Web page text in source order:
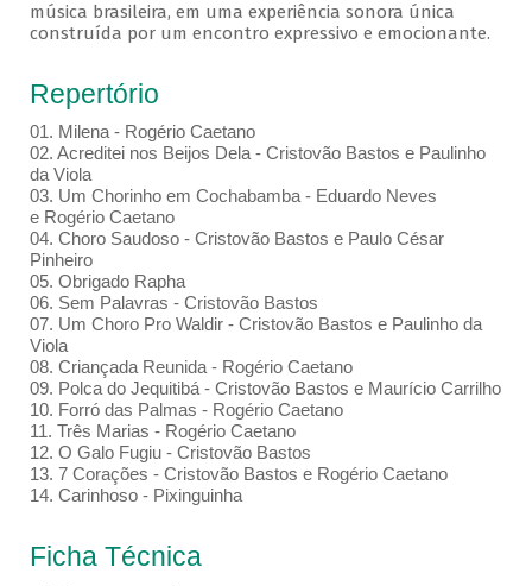
música brasileira, em uma experiência sonora única
construída por um encontro expressivo e emocionante.
Repertório
01. Milena - Rogério Caetano
02. Acreditei nos Beijos Dela - Cristovão Bastos e Paulinho
da Viola
03. Um Chorinho em Cochabamba - Eduardo Neves
e Rogério Caetano
04. Choro Saudoso - Cristovão Bastos e Paulo César
Pinheiro
05. Obrigado Rapha
06. Sem Palavras - Cristovão Bastos
07. Um Choro Pro Waldir - Cristovão Bastos e Paulinho da
Viola
08. Criançada Reunida - Rogério Caetano
09. Polca do Jequitibá - Cristovão Bastos e Maurício Carrilho
10. Forró das Palmas - Rogério Caetano
11. Três Marias - Rogério Caetano
12. O Galo Fugiu - Cristovão Bastos
13. 7 Corações - Cristovão Bastos e Rogério Caetano
14. Carinhoso - Pixinguinha
Ficha Técnica